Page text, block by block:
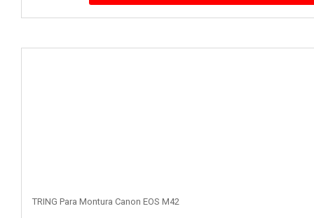
TRING Para Montura Canon EOS M42